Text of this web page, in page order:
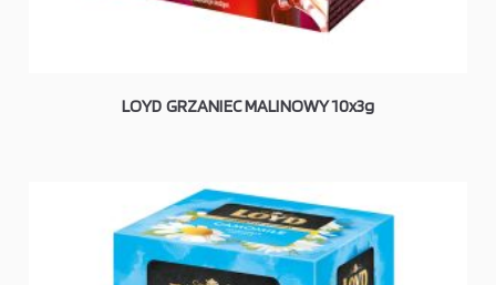
LOYD GRZANIEC MALINOWY 10x3g